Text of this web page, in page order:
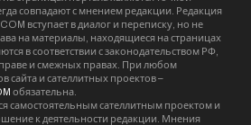
совпадают с мнением редакции. Редакция
вступает в диалог и переписку, но не
на материалы, находящиеся на страницах
в соответствии с законодательством РФ,
и смежных правах. При любом
сайта и сателлитных проектов –
обязательна.
самостоятельным сателлитным проектом и
к деятельности редакции. Мнения